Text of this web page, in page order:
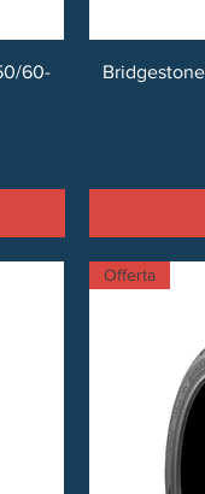
60-
Offerta